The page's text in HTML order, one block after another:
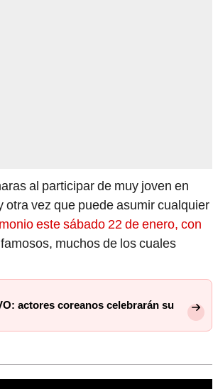
al participar de muy joven en
vez que puede asumir cualquier
este sábado 22 de enero, con
muchos de los cuales
actores coreanos celebrarán su